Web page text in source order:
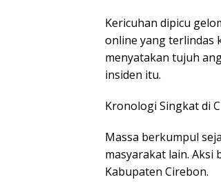
Kericuhan dipicu
online yang terlindas
menyatakan tujuh
insiden itu.
Kronologi Singkat di
Massa berkumpul
masyarakat lain. Aksi
Kabupaten Cirebon.